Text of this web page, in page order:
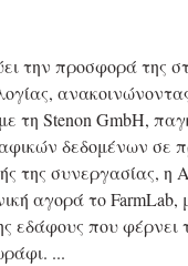
την προσφορά της
τη Stenon GmbH,
δεδομένων σε
της συνεργασίας, η
αγορά το FarmLab,
εδάφους που φέρνει